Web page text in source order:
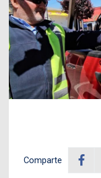
Comparte